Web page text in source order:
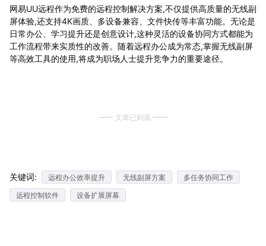
网易UU远程作为免费的远程控制解决方案,不仅提供高质量的无线副
屏体验,还支持4K画质、多设备兼容、文件快传等丰富功能。无论是
日常办公、学习提升还是创意设计,这种灵活的设备协同方式都能为
工作流程带来实质性的改善。随着远程办公成为常态,掌握无线副屏
等高效工具的使用,将成为职场人士提升竞争力的重要途径。
文章已到底
关键词: 远程办公效率提升 无线副屏方案
多任务协同工作
远程控制软件
设备扩展屏幕